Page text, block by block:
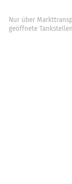
Nur über
geöffnete